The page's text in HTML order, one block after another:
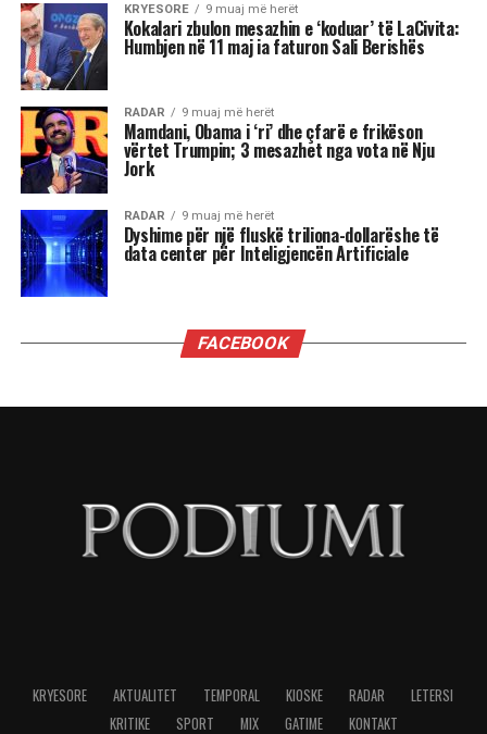
Luanët kanë nevojë të madhe për vëmendje dhe
admirim. Kur këto nevoja nuk plotësohen,
ndjenja e xhelozisë mund të bëhet e fortë. Ata
shpesh nënvlerësojnë ata që i sfidojnë në
pozicionin e tyre, sidomos në rolin udhëheqës.
Astrologjia i këshillon Luanët të ushtrojnë më
shumë përulësi për të shmangur zilitë e
panevojshme.
Virgjëresha
nevojës së tyre për përsosmëri. Krahasimet e
ndihen konkurrues ose të zhgënjyer. Ato
ritmin e saj personal dhe të shmangë krahasimet
e panevojshme.
LAJMI I RRADHËS